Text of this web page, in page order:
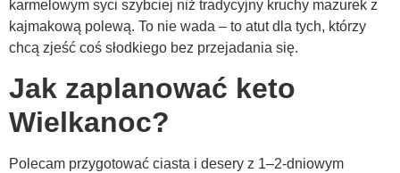
karmelowym syci szybciej niż tradycyjny kruchy mazurek z
kajmakową polewą. To nie wada – to atut dla tych, którzy
chcą zjeść coś słodkiego bez przejadania się.
Jak zaplanować keto
Wielkanoc?
Polecam przygotować ciasta i desery z 1–2-dniowym